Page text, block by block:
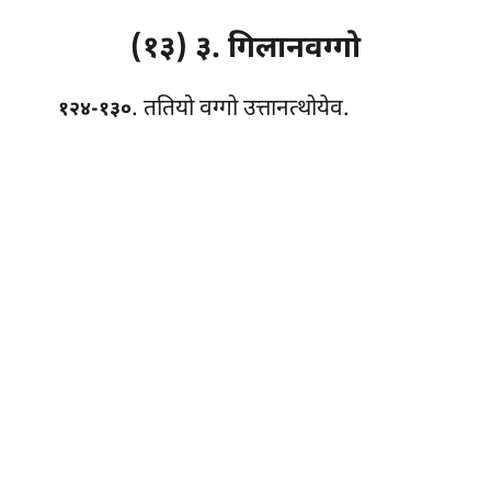
(१३) ३. गिलानवग्गो
१२४-१३०. ततियोवग्गो उत्तानत्थोयेव.